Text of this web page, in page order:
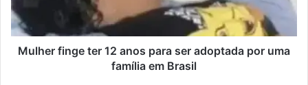
adoptada
por
uma
Mulher finge ter 12 anos para ser adoptada por uma
família em Brasil